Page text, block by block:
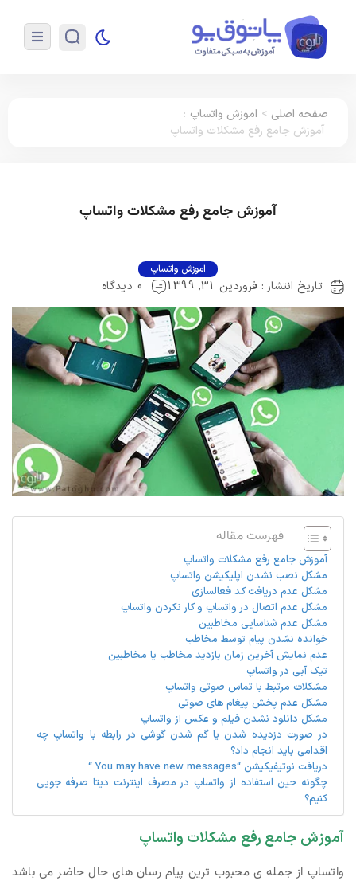
صفحه اصلی > اموزش واتساپ :
آموزش جامع رفع مشکلات واتساپ
آموزش جامع رفع مشکلات واتساپ
اموزش واتساپ
تاریخ انتشار : فروردین 31, 1399 0 دیدگاه
فهرست مقاله
آموزش جامع رفع مشکلات واتساپ
مشکل نصب نشدن اپلیکیشن واتساپ
مشکل عدم دریافت کد فعالسازی
مشکل عدم اتصال در واتساپ و کار نکردن واتساپ
مشکل عدم شناسایی مخاطبین
خوانده نشدن پیام توسط مخاطب
عدم نمایش آخرین زمان بازدید مخاطب یا مخاطبین
تیک آبی در واتساپ
مشکلات مرتبط با تماس صوتی واتساپ
مشکل عدم پخش پیغام های صوتی
مشکل دانلود نشدن فیلم و عکس از واتساپ
در صورت دزدیده شدن یا گم شدن گوشی در رابطه با واتساپ چه
اقدامی باید انجام داد؟
دریافت نوتیفیکیشن “You may have new messages “
چگونه حین استفاده از واتساپ در مصرف اینترنت دیتا صرفه جویی
کنیم؟
آموزش جامع رفع مشکلات واتساپ
واتساپ از جمله ی محبوب ترین پیام رسان های حال حاضر می باشد